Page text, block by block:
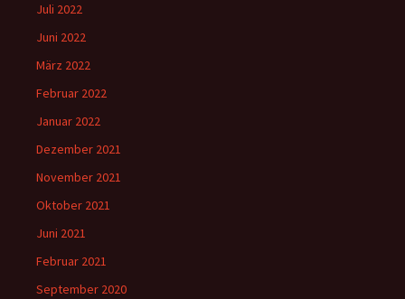
Juli 2022
Juni 2022
März 2022
Februar 2022
Januar 2022
Dezember 2021
November 2021
Oktober 2021
Juni 2021
Februar 2021
September 2020